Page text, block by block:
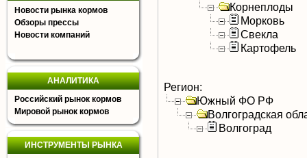
Новости рынка кормов
Обзоры прессы
Новости компаний
АНАЛИТИКА
Российский рынок кормов
Мировой рынок кормов
ИНСТРУМЕНТЫ РЫНКА
Корнеплоды
Морковь
Свекла
Картофель
Регион:
Южный ФО РФ
Волгоградская
Волгоград